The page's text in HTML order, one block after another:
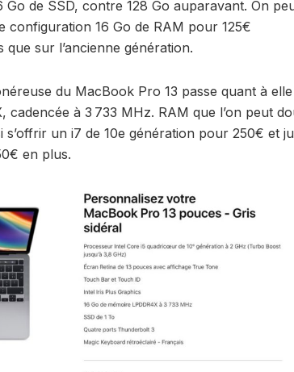
Go de SSD, contre 128 Go auparavant. On
configuration 16 Go de RAM pour 125€
sur l’ancienne génération.
du MacBook Pro 13 passe quant à
cadencée à 3 733 MHz. RAM que l’on peut
un i7 de 10e génération pour 250€ et
en plus.